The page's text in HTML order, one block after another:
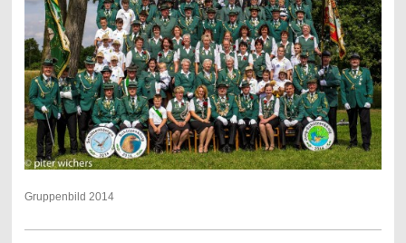
Gruppenbild 2014